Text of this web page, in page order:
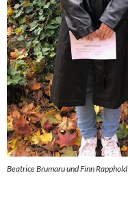
Beatrice Brumaru und Finn Rapphold